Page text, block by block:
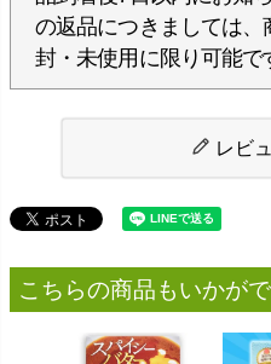
の返品につきましては
封・未使用に限り可能で
レビ
こちらの商品もいかが